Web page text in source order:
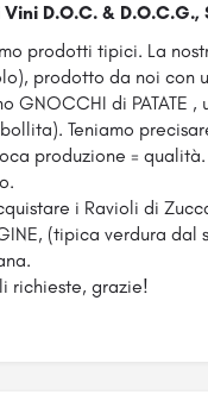
D.O.C. & D.O.C.G.,
prodotti tipici. La
prodotto da noi con
GNOCCHI di PATATE
Teniamo
produzione = qualità.
i Ravioli di
(tipica verdura
richieste, grazie!